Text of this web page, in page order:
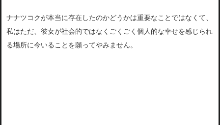
ナナツコクが本当に存在したのかどうかは重要なことではなくて、
私はただ、彼女が社会的ではなくごくごく個人的な幸せを感じられ
る場所に今いることを願ってやみません。